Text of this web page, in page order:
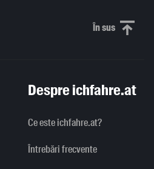
În susDerulați
Despre ichfahre.at
Ce este ichfahre.at?
Întrebări frecvente